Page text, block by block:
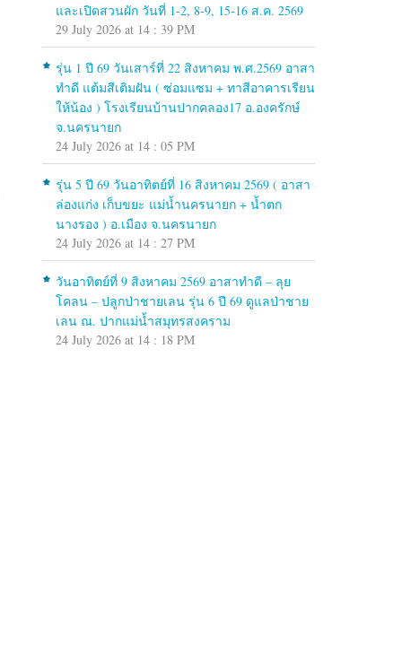
และเปิดสวนผัก วันที่ 1-2, 8-9, 15-16 ส.ค. 2569
29 July 2026 at 14 : 39 PM
รุ่น 1 ปี 69 วันเสาร์ที่ 22 สิงหาคม พ.ศ.2569 อาสา
ทำดี แต้มสีเติมฝัน ( ซ่อมแซม + ทาสีอาคารเรียน
ให้น้อง ) โรงเรียนบ้านปากคลอง17 อ.องครักษ์
จ.นครนายก
24 July 2026 at 14 : 05 PM
รุ่น 5 ปี 69 วันอาทิตย์ที่ 16 สิงหาคม 2569 ( อาสา
ล่องแก่ง เก็บขยะ แม่น้ำนครนายก + น้ำตก
นางรอง ) อ.เมือง จ.นครนายก
24 July 2026 at 14 : 27 PM
วันอาทิตย์ที่ 9 สิงหาคม 2569 อาสาทำดี – ลุย
โคลน – ปลูกป่าชายเลน รุ่น 6 ปี 69 ดูแลป่าชาย
เลน ณ. ปากแม่น้ำสมุทรสงคราม
24 July 2026 at 14 : 18 PM